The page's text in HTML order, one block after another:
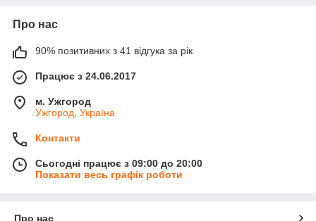
Про нас
90% позитивних з 41 відгука за рік
Працює з 24.06.2017
м. Ужгород
Ужгород, Україна
Контакти
Сьогодні працює з 09:00 до 20:00
Показати весь графік роботи
Про нас